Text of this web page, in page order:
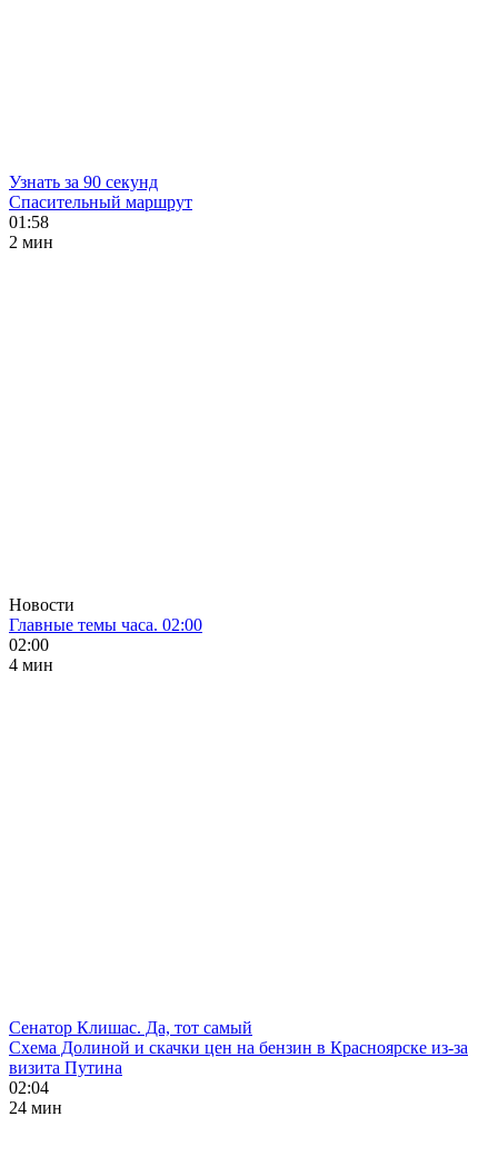
Узнать за 90 секунд
Спасительный маршрут
01:58
2 мин
Новости
Главные темы часа. 02:00
02:00
4 мин
Сенатор Клишас. Да, тот самый
Схема Долиной и скачки цен на бензин в Красноярске из-за
визита Путина
02:04
24 мин